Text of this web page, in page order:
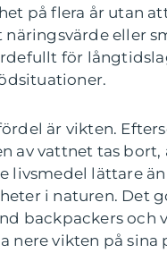
på flera år utan
eller
för
är vikten.
av vattnet tas bort,
livsmedel lättare än
i naturen. Det
backpackers och
nere vikten på sina